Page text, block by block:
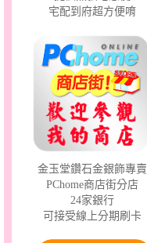
宅配到府超方便唷
金玉堂鑽石金銀飾專賣
PChome商店街分店
24家銀行
可接受線上分期刷卡